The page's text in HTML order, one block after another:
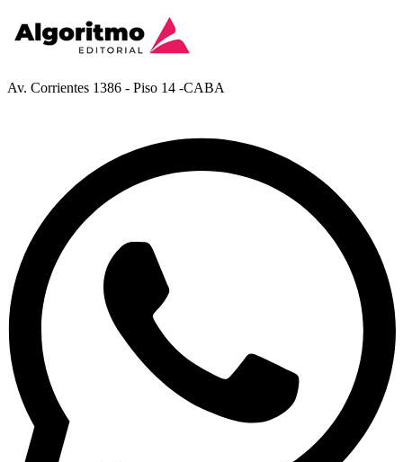
Av. Corrientes 1386 - Piso 14 -CABA